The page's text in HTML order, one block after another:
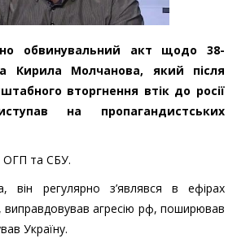
обвинувальний акт щодо 38-
Кирила Молчанова, який після
вторгнення втік до росії
на пропагандистських
ОГП та СБУ.
він регулярно з’являвся в ефірах
виправдовував агресію рф, поширював
Україну.